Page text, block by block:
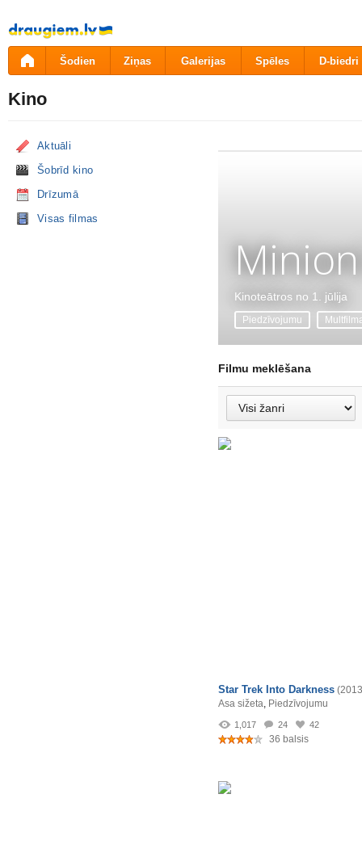
Pāriet
uz
saturu
Šodien Ziņas Galerijas Spēles D-biedri
Kino
Aktuāli
Šobrīd kino
Drīzumā
Visas filmas
Kinoteātros no 1. jūlija
Piedzīvojumu
Filmu meklēšana
Star Trek Into Darkness
Asa sižeta, Piedzīvojumu
1,017 24 42
36 balsis